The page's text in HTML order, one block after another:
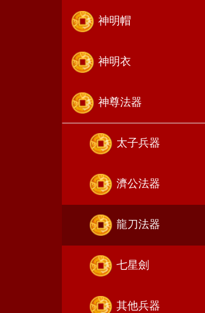
神明帽
神明衣
神尊法器
太子兵器
濟公法器
龍刀法器
七星劍
其他兵器